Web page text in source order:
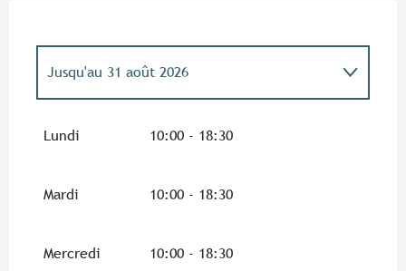
Jusqu'au 31 août 2026
Lundi 10:00 - 18:30
Mardi 10:00 - 18:30
Mercredi 10:00 - 18:30